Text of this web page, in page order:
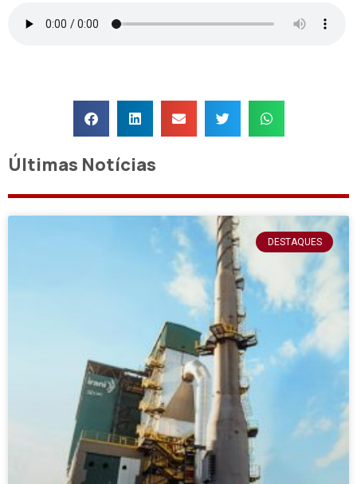
Últimas Notícias
DESTAQUES